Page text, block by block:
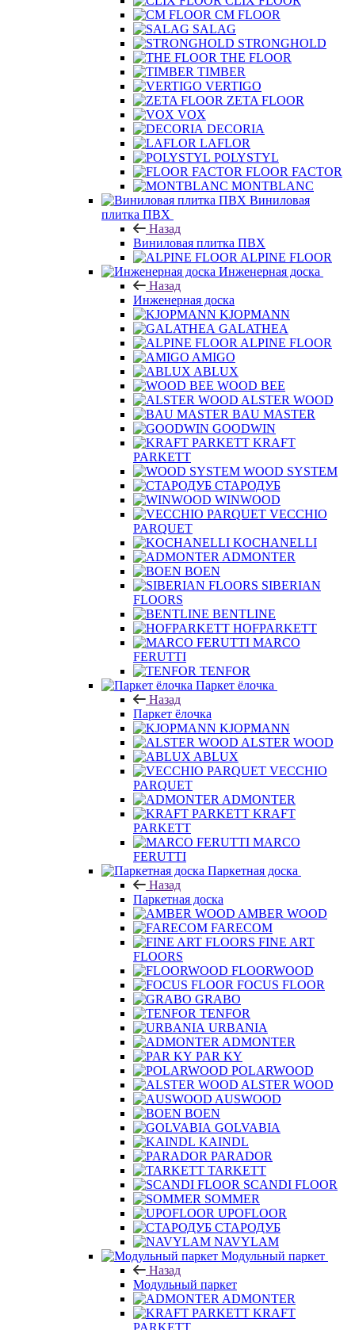
CLIX FLOOR
CM FLOOR
SALAG
STRONGHOLD
THE FLOOR
TIMBER
VERTIGO
VOX
DECORIA
LAFLOR
POLYSTYL
FLOOR FACTOR
MONTBLANC
плитка ПВХ
Назад
Виниловая плитка ПВХ
ALPINE FLOOR
Назад
Инженерная доска
KJOPMANN
GALATHEA
AMIGO
ABLUX
WOOD BEE
ALSTER WOOD
BAU MASTER
GOODWIN
PARKETT
WOOD SYSTEM
СТАРОДУБ
WINWOOD
PARQUET
KOCHANELLI
BOEN
FLOORS
BENTLINE
HOFPARKETT
FERUTTI
TENFOR
Назад
Паркет ёлочка
KJOPMANN
ABLUX
PARQUET
ADMONTER
PARKETT
FERUTTI
Назад
Паркетная доска
AMBER WOOD
FARECOM
FLOORS
FLOORWOOD
FOCUS FLOOR
GRABO
TENFOR
URBANIA
ADMONTER
PAR KY
POLARWOOD
ALSTER WOOD
AUSWOOD
BOEN
GOLVABIA
KAINDL
PARADOR
TARKETT
SCANDI FLOOR
SOMMER
UPOFLOOR
СТАРОДУБ
NAVYLAM
Назад
Модульный паркет
ADMONTER